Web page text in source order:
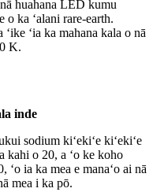
huahana LED kumu
o ka ʻalani rare-earth.
ʻia ka mahana kala o nā
K.
inde
sodium kiʻekiʻe kiʻekiʻe
kahi o 20, a ʻo ke koho
ia ka mea e manaʻo ai nā
mea i ka pō.